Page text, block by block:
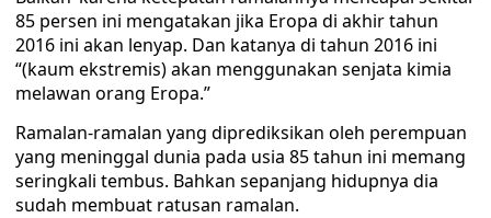
85 persen ini mengatakan jika Eropa di akhir tahun
2016 ini akan lenyap. Dan katanya di tahun 2016 ini
“(kaum ekstremis) akan menggunakan senjata kimia
melawan orang Eropa.”
Ramalan-ramalan yang diprediksikan oleh perempuan
yang meninggal dunia pada usia 85 tahun ini memang
seringkali tembus. Bahkan sepanjang hidupnya dia
sudah membuat ratusan ramalan.